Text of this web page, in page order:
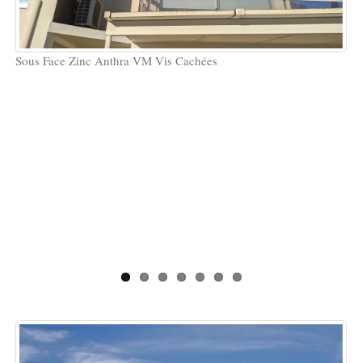
Sous Face Zinc Anthra VM Vis Cachées